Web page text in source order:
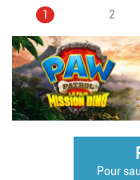
Page
1 Page
2
Pour